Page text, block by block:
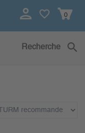
0
Recherche